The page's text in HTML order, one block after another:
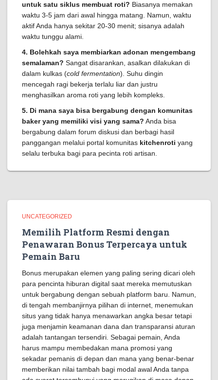
untuk satu siklus membuat roti? Biasanya memakan
waktu 3-5 jam dari awal hingga matang. Namun, waktu
aktif Anda hanya sekitar 20-30 menit; sisanya adalah
waktu tunggu alami.
4. Bolehkah saya membiarkan adonan mengembang
semalaman? Sangat disarankan, asalkan dilakukan di
dalam kulkas (cold fermentation). Suhu dingin
mencegah ragi bekerja terlalu liar dan justru
menghasilkan aroma roti yang lebih kompleks.
5. Di mana saya bisa bergabung dengan komunitas
baker yang memiliki visi yang sama? Anda bisa
bergabung dalam forum diskusi dan berbagi hasil
panggangan melalui portal komunitas kitchenroti yang
selalu terbuka bagi para pecinta roti artisan.
UNCATEGORIZED
Memilih Platform Resmi dengan
Penawaran Bonus Terpercaya untuk
Pemain Baru
Bonus merupakan elemen yang paling sering dicari oleh
para pencinta hiburan digital saat mereka memutuskan
untuk bergabung dengan sebuah platform baru. Namun,
di tengah membanjirnya pilihan di internet, menemukan
situs yang tidak hanya menawarkan angka besar tetapi
juga menjamin keamanan dana dan transparansi aturan
adalah tantangan tersendiri. Sebagai pemain, Anda
harus mampu membedakan mana promosi yang
sekadar pemanis di depan dan mana yang benar-benar
memberikan nilai tambah bagi modal awal Anda tanpa